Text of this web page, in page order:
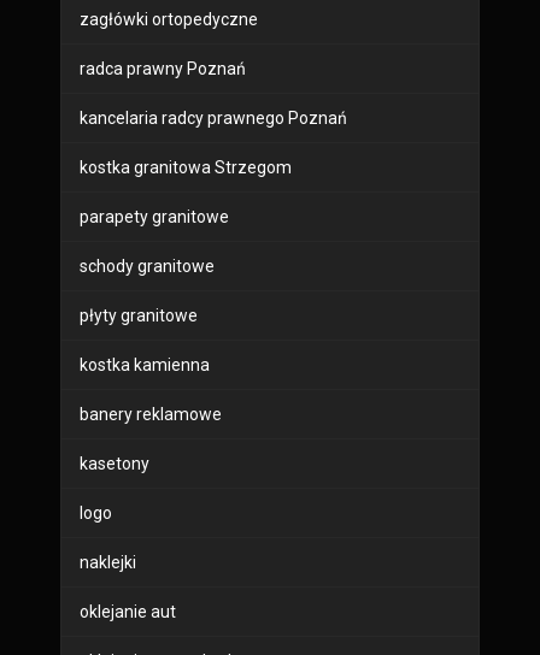
zagłówki ortopedyczne
radca prawny Poznań
kancelaria radcy prawnego Poznań
kostka granitowa Strzegom
parapety granitowe
schody granitowe
płyty granitowe
kostka kamienna
banery reklamowe
kasetony
logo
naklejki
oklejanie aut